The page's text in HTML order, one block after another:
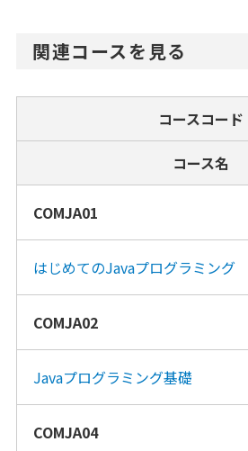
関連コースを見る
コースコード
コース名
COMJA01
はじめてのJavaプログラミング
COMJA02
Javaプログラミング基礎
COMJA04